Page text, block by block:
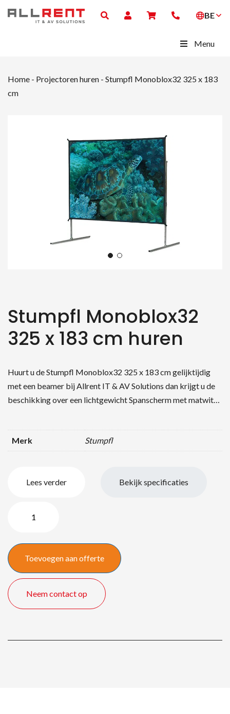
BE
Menu
Home - Projectoren huren - Stumpfl Monoblox32 325 x 183
cm
Stumpfl Monoblox32
325 x 183 cm huren
Huurt u de Stumpfl Monoblox32 325 x 183 cm gelijktijdig
met een beamer bij Allrent IT & AV Solutions dan krijgt u de
beschikking over een lichtgewicht Spanscherm met matwit…
Merk Stumpfl
Lees verder Bekijk specificaties
Monoblox32
x
183
cm
quantity
Toevoegen aan offerte
Neem contact op